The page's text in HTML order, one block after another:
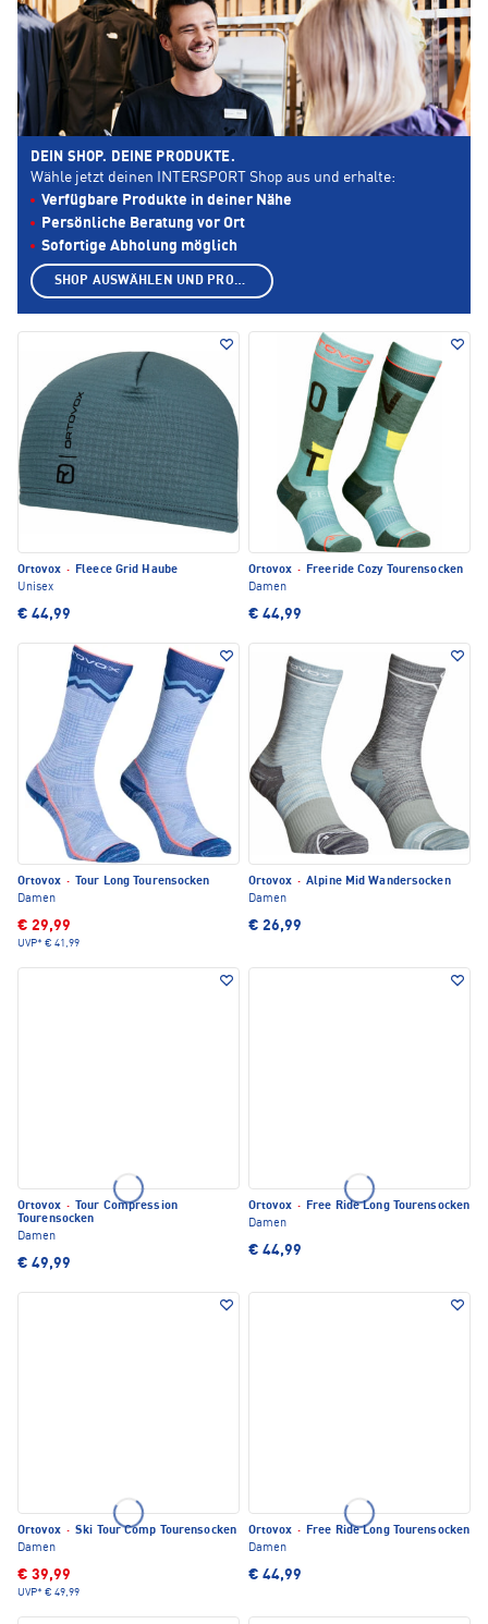
Ortovox · Fleece Grid Haube
Unisex
€ 44,99
Ortovox · Freeride Cozy Tourensocken
Damen
€ 44,99
Ortovox ·
Tour Long Tourensocken
Damen
€ 29,99
UVP* € 41,99
Ortovox · Alpine Mid Wandersocken
Damen
€ 26,99
Ortovox ·
Tour Compression
Tourensocken
Damen
€ 49,99
Ortovox · Free Ride Long Tourensocken
Damen
€ 44,99
Ortovox · Ski Tour Comp Tourensocken
Damen
€ 39,99
UVP* € 49,99
Ortovox · Free Ride Long Tourensocken
Damen
€ 44,99
DEIN SHOP. DEINE PRODUKTE.
Wähle jetzt deinen INTERSPORT Shop aus und erhalte:
Verfügbare Produkte in deiner Nähe
Persönliche Beratung vor Ort
Sofortige Abholung möglich
SHOP AUSWÄHLEN UND PRODUKTE ANZEIGEN